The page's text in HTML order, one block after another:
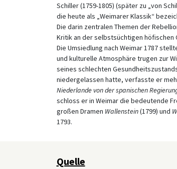
Schiller (1759-1805) (später zu „von
die heute als „Weimarer Klassik“
Die darin zentralen Themen der
Kritik an der selbstsüchtigen höfischen
Die Umsiedlung nach Weimar 1787
und kulturelle Atmosphäre trugen zur
seines schlechten
niedergelassen hatte, verfasste er
Niederlande von der spanischen
schloss er in Weimar die bedeutende
großen Dramen Wallenstein(1799) und
1793.
Quelle